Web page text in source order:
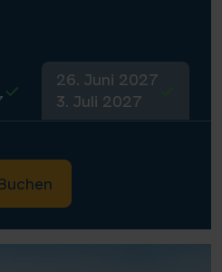
26. Juni 2027
3. Juli 2027